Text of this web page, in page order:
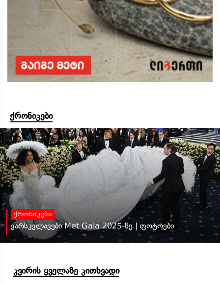
ქრონიკები
ქრონიკები
ვარსკვლავები Met Gala 2025-ზე | ფოტოები
კვირის ყველაზე კითხვადი